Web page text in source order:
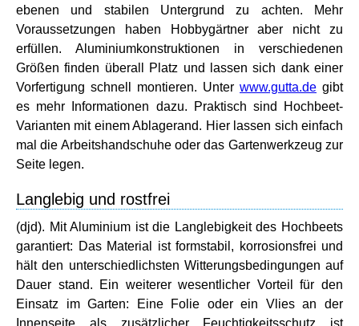
ebenen und stabilen Untergrund zu achten. Mehr
Voraussetzungen haben Hobbygärtner aber nicht zu
erfüllen. Aluminiumkonstruktionen in verschiedenen
Größen finden überall Platz und lassen sich dank einer
Vorfertigung schnell montieren. Unter www.gutta.de gibt
es mehr Informationen dazu. Praktisch sind Hochbeet-
Varianten mit einem Ablagerand. Hier lassen sich einfach
mal die Arbeitshandschuhe oder das Gartenwerkzeug zur
Seite legen.
Langlebig und rostfrei
(djd). Mit Aluminium ist die Langlebigkeit des Hochbeets
garantiert: Das Material ist formstabil, korrosionsfrei und
hält den unterschiedlichsten Witterungsbedingungen auf
Dauer stand. Ein weiterer wesentlicher Vorteil für den
Einsatz im Garten: Eine Folie oder ein Vlies an der
Innenseite als zusätzlicher Feuchtigkeitsschutz ist